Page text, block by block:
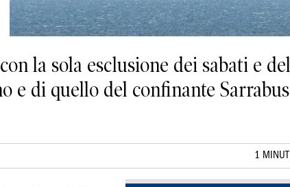
la sola esclusione dei sabati e
e di quello del confinante Sarrabus
1